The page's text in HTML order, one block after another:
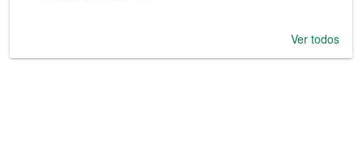
Ver todos